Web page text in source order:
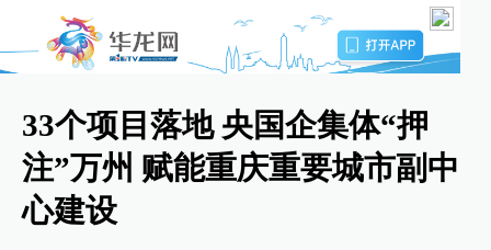
33个项目落地 央国企集体“押
注”万州 赋能重庆重要城市副中
心建设